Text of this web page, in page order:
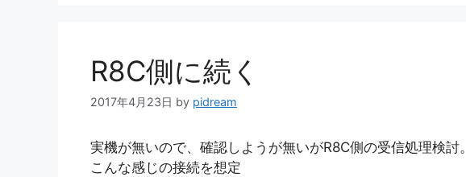
R8C側に続く
2017年4月23日 by pidream
実機が無いので、確認しようが無いがR8C側の受信処理検討。
こんな感じの接続を想定